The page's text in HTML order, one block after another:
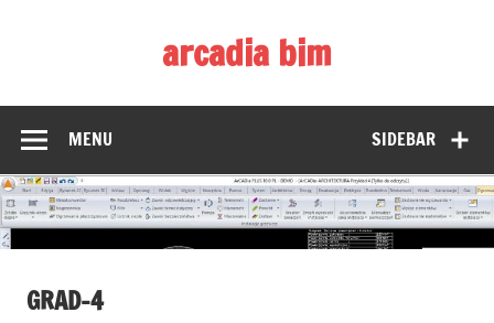
arcadia bim
SIDEBAR
MENU
GRAD-4